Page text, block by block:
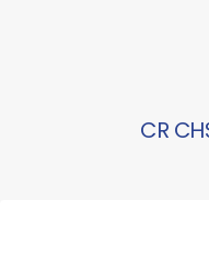
CR